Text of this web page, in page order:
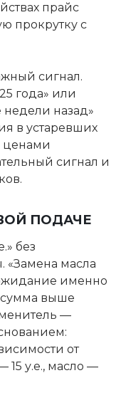
прайс
прокрутку с
сигнал.
года» или
назад»
в устаревших
ценами
сигнал и
ПОДАЧЕ
без
«Замена масла
ожидание именно
сумма выше
—
от
15 у.е., масло —